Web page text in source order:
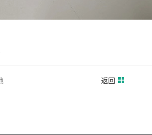
返回